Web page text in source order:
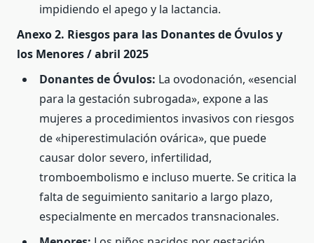
impidiendo el apego y la lactancia.
Anexo 2. Riesgos para las Donantes de Óvulos y
los Menores / abril 2025
Donantes de Óvulos: La ovodonación, «esencial
para la gestación subrogada», expone a las
mujeres a procedimientos invasivos con riesgos
de «hiperestimulación ovárica», que puede
causar dolor severo, infertilidad,
tromboembolismo e incluso muerte. Se critica la
falta de seguimiento sanitario a largo plazo,
especialmente en mercados transnacionales.